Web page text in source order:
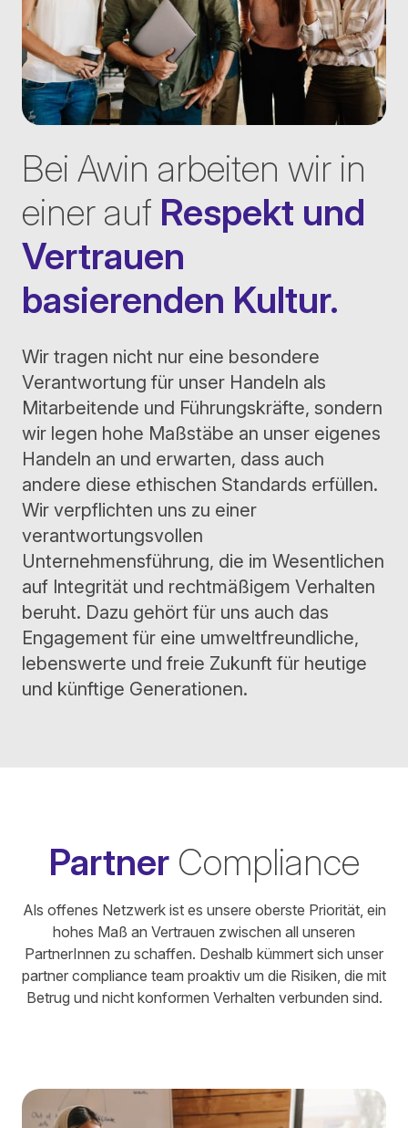
Bei Awin arbeiten wir in
einer auf Respekt und
Vertrauen
basierenden Kultur.
Wir tragen nicht nur eine besondere
Verantwortung für unser Handeln als
Mitarbeitende und Führungskräfte, sondern
wir legen hohe Maßstäbe an unser eigenes
Handeln an und erwarten, dass auch
andere diese ethischen Standards erfüllen.
Wir verpflichten uns zu einer
verantwortungsvollen
Unternehmensführung, die im Wesentlichen
auf Integrität und rechtmäßigem Verhalten
beruht. Dazu gehört für uns auch das
Engagement für eine umweltfreundliche,
lebenswerte und freie Zukunft für heutige
und künftige Generationen.
PartnerCompliance
Als offenes Netzwerk ist es unsere oberste Priorität, ein
hohes Maß an Vertrauen zwischen all unseren
PartnerInnen zu schaffen. Deshalb kümmert sich unser
partner compliance team proaktiv um die Risiken, die mit
Betrug und nicht konformen Verhalten verbunden sind.